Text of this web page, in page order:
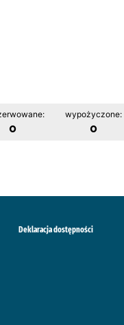
0
wypożyczone:
0
Deklaracja dostępności